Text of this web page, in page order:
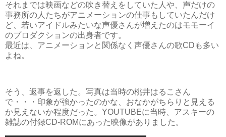
それまでは映画などの吹き替えをしていた人や、声だけの
事務所の人たちがアニメーションの仕事もしていたんだけ
ど、若いアイドルみたいな声優さんが増えたのはモモーイ
のプロダクションの出身者です。
最近は、アニメーションと関係なく声優さんの歌CDも多い
よね。
そう、返事を返した。写真は当時の桃井はるこさん
で・・・印象が強かったのかな、おなかがちらりと見える
か見えないか程度だった。YOUTUBEに当時、アスキーの
雑誌の付録CD-ROMにあった映像がありました。